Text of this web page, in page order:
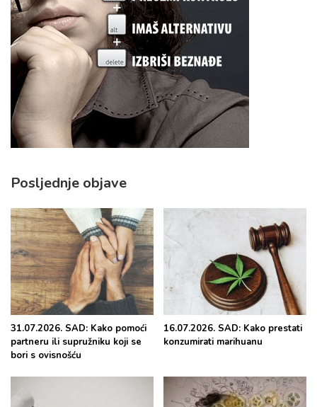
Posljednje objave
31.07.2026. SAD: Kako pomoći
partneru ili supružniku koji se
bori s ovisnošću
16.07.2026. SAD: Kako prestati
konzumirati marihuanu